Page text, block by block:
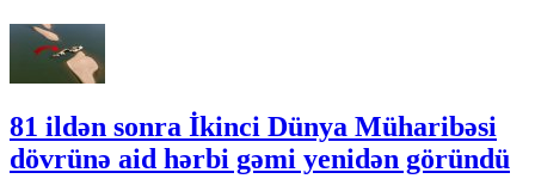
81 ildən sonra İkinci Dünya Müharibəsi
dövrünə aid hərbi gəmi yenidən göründü